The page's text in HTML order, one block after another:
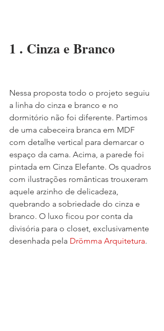
1 . Cinza e Branco
Nessa proposta todo o projeto seguiu
a linha do cinza e branco e no
dormitório não foi diferente. Partimos
de uma cabeceira branca em MDF
com detalhe vertical para demarcar o
espaço da cama. Acima, a parede foi
pintada em Cinza Elefante. Os quadros
com ilustrações românticas trouxeram
aquele arzinho de delicadeza,
quebrando a sobriedade do cinza e
branco. O luxo ficou por conta da
divisória para o closet, exclusivamente
desenhada pela Drömma Arquitetura.